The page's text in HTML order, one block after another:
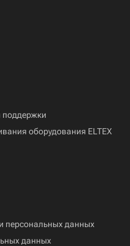
поддержки
оборудования ELTEX
персональных данных
данных